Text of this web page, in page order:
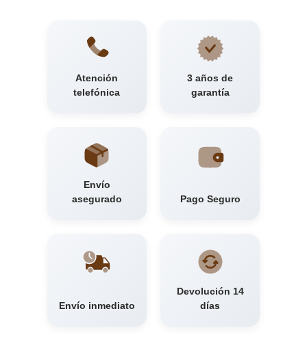
Atención
telefónica
3 años de
garantía
Envío
asegurado
Pago Seguro
Envío inmediato
Devolución 14
días